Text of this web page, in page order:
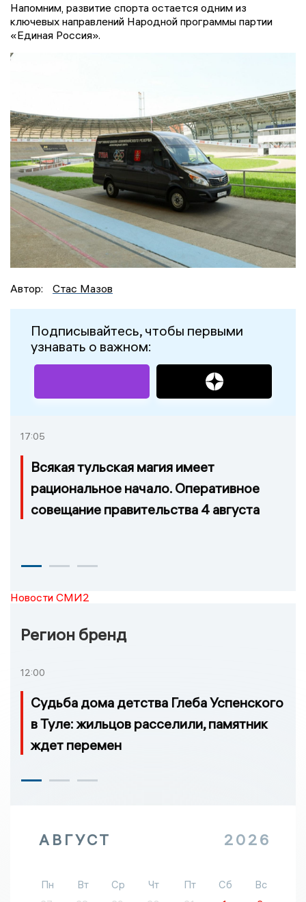
Напомним, развитие спорта остается одним из
ключевых направлений Народной программы партии
«Единая Россия».
Автор: Стас Мазов
Подписывайтесь, чтобы первыми
узнавать о важном:
17:05
Всякая тульская магия имеет
рациональное начало. Оперативное
совещание правительства 4 августа
Новости СМИ2
Регион бренд
12:00
Судьба дома детства Глеба Успенского
в Туле: жильцов расселили, памятник
ждет перемен
АВГУСТ 2026
Пн Вт Ср Чт Пт Сб
Вс